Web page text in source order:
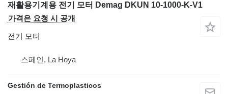
재활용기계용 전기 모터 Demag DKUN 10-1000-K-V1
가격은 요청 시 공개
전기 모터
스페인, La Hoya
Gestión de Termoplasticos